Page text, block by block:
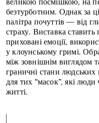
безтурботним. Однак за
палітра почуттів — від
страху. Виставка
приховані емоції,
у клоунському гримі.
між зовнішнім виглядом
граничні стани людських
для тих “масок”, які
житті.